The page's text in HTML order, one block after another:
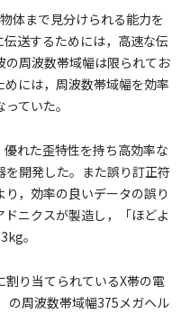
体まで見分けられる能力を
送するためには，高速な伝
周波数帯域幅は限られてお
には，周波数帯域幅を効率
ていた。
れた歪特性を持ち高効率な
開発した。また誤り訂正符
，効率の良いデータの誤り
ニクスが製造し，「ほどよ
。
り当てられているX帯の電
の周波数帯域幅375メガヘル